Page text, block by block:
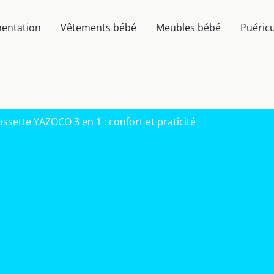
Vêtements bébé Meubles bébé
YAZOCO 3 en 1 : confort et praticité